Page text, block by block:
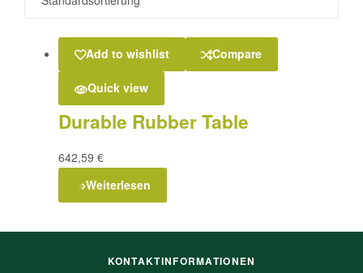
Add to wishlist Compare
Quick view
Durable Rubber Table
642,59 €
Weiterlesen
KONTAKTINFORMATIONEN